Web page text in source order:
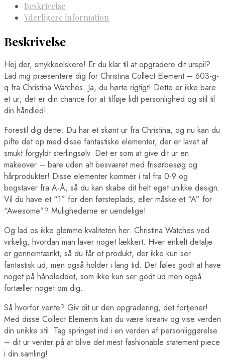
Beskrivelse
Yderligere information
Beskrivelse
Hej der, smykkeelskere! Er du klar til at opgradere dit urspil?
Lad mig præsentere dig for Christina Collect Element – 603-g-
q fra Christina Watches. Ja, du hørte rigtigt! Dette er ikke bare
et ur; det er din chance for at tilføje lidt personlighed og stil til
din håndled!
Forestil dig dette: Du har et skønt ur fra Christina, og nu kan du
pifte det op med disse fantastiske elementer, der er lavet af
smukt forgyldt sterlingsølv. Det er som at give dit ur en
makeover – bare uden alt besværet med frisørbesøg og
hårprodukter! Disse elementer kommer i tal fra 0-9 og
bogstaver fra A-Å, så du kan skabe dit helt eget unikke design.
Vil du have et “1” for den førsteplads, eller måske et “A” for
“Awesome”? Mulighederne er uendelige!
Og lad os ikke glemme kvaliteten her. Christina Watches ved
virkelig, hvordan man laver noget lækkert. Hver enkelt detalje
er gennemtænkt, så du får et produkt, der ikke kun ser
fantastisk ud, men også holder i lang tid. Det føles godt at have
noget på håndleddet, som ikke kun ser godt ud men også
fortæller noget om dig.
Så hvorfor vente? Giv dit ur den opgradering, det fortjener!
Med disse Collect Elements kan du være kreativ og vise verden
din unikke stil. Tag springet ind i en verden af personliggørelse
– dit ur venter på at blive det mest fashionable statement piece
i din samling!